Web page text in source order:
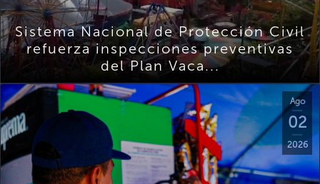
Sistema Nacional de Protección Civil
refuerza inspecciones preventivas
del Plan Vaca...
Ago
02
2026